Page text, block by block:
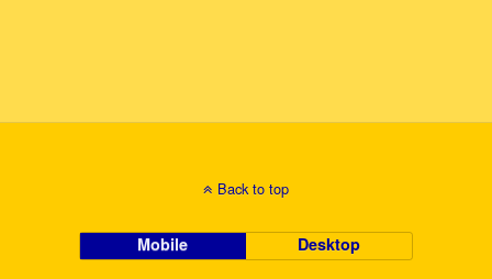
Back to top
Mobile Desktop